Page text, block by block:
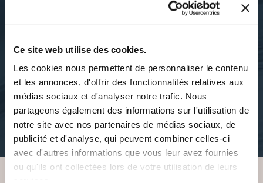
Ce site web utilise des cookies.
Les cookies nous permettent de personnaliser le contenu
et les annonces, d'offrir des fonctionnalités relatives aux
médias sociaux et d'analyser notre trafic. Nous
partageons également des informations sur l'utilisation de
notre site avec nos partenaires de médias sociaux, de
publicité et d'analyse, qui peuvent combiner celles-ci
avec d'autres informations que vous leur avez fournies
ou qu'ils ont collectées lors de votre utilisation de leurs
Quantinosse.
ABECEDAIRE,
CHEMINONS
ENSEMBLE.
inclassable
17€90
litterature-humoristique
15€00